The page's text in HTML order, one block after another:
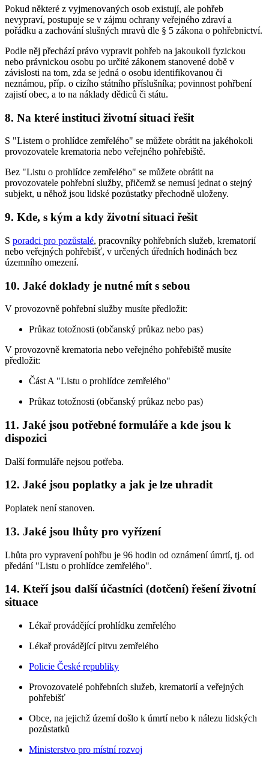
Pokud některé z vyjmenovaných osob existují, ale pohřeb
nevypraví, postupuje se v zájmu ochrany veřejného zdraví a
pořádku a zachování slušných mravů dle § 5 zákona o pohřebnictví.
Podle něj přechází právo vypravit pohřeb na jakoukoli fyzickou
nebo právnickou osobu po určité zákonem stanovené době v
závislosti na tom, zda se jedná o osobu identifikovanou či
neznámou, příp. o cizího státního příslušníka; povinnost pohřbení
zajistí obec, a to na náklady dědiců či státu.
8. Na které instituci životní situaci řešit
S "Listem o prohlídce zemřelého" se můžete obrátit na jakéhokoli
provozovatele krematoria nebo veřejného pohřebiště.
Bez "Listu o prohlídce zemřelého" se můžete obrátit na
provozovatele pohřební služby, přičemž se nemusí jednat o stejný
subjekt, u něhož jsou lidské pozůstatky přechodně uloženy.
9. Kde, s kým a kdy životní situaci řešit
S poradci pro pozůstalé, pracovníky pohřebních služeb, krematorií
nebo veřejných pohřebišť, v určených úředních hodinách bez
územního omezení.
10. Jaké doklady je nutné mít s sebou
V provozovně pohřební služby musíte předložit:
Průkaz totožnosti (občanský průkaz nebo pas)
V provozovně krematoria nebo veřejného pohřebiště musíte
předložit:
Část A "Listu o prohlídce zemřelého"
Průkaz totožnosti (občanský průkaz nebo pas)
11. Jaké jsou potřebné formuláře a kde jsou k
dispozici
Další formuláře nejsou potřeba.
12. Jaké jsou poplatky a jak je lze uhradit
Poplatek není stanoven.
13. Jaké jsou lhůty pro vyřízení
Lhůta pro vypravení pohřbu je 96 hodin od oznámení úmrtí, tj. od
předání "Listu o prohlídce zemřelého".
14. Kteří jsou další účastníci (dotčení) řešení životní
situace
Lékař provádějící prohlídku zemřelého
Lékař provádějící pitvu zemřelého
Policie České republiky
Provozovatelé pohřebních služeb, krematorií a veřejných
pohřebišť
Obce, na jejichž území došlo k úmrtí nebo k nálezu lidských
pozůstatků
Ministerstvo pro místní rozvoj